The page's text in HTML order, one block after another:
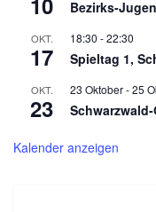
Bezirks-
OKT.
17
18:30 -22:30
Spieltag 1,
OKT.
23
23 Oktober-25
Kalender anzeigen